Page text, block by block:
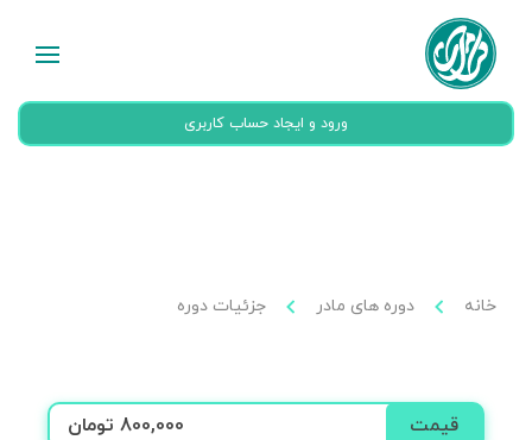
ورود و ایجاد حساب کاربری
خانه دوره های مادر جزئیات دوره
قیمت 800,000 تومان